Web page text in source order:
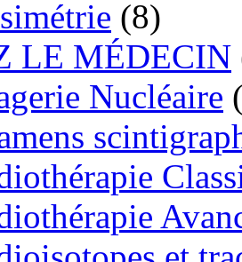
(8)
LE MÉDECIN
Nucléaire